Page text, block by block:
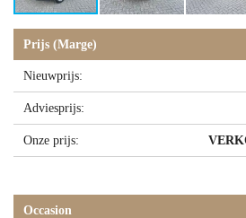
Prijs (Marge)
Nieuwprijs:
Adviesprijs:
Onze prijs:
Occasion